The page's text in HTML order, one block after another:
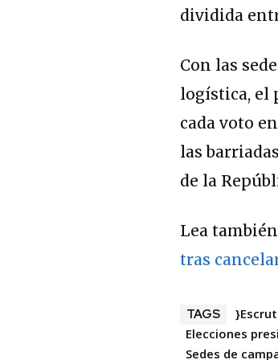
dividida
Con las
logística, el
cada voto
las
de la
Lea
tras
TAGS
Elecciones
Sedes de